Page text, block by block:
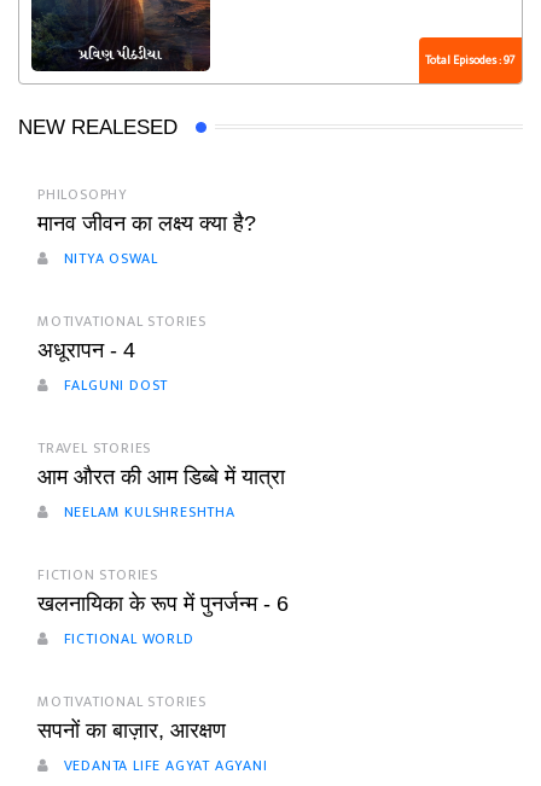
Total Episodes : 97
NEW REALESED
PHILOSOPHY
मानव जीवन का लक्ष्य क्या है?
NITYA OSWAL
MOTIVATIONAL STORIES
अधूरापन - 4
FALGUNI DOST
TRAVEL STORIES
आम औरत की आम डिब्बे में यात्रा
NEELAM KULSHRESHTHA
FICTION STORIES
खलनायिका के रूप में पुनर्जन्म - 6
FICTIONAL WORLD
MOTIVATIONAL STORIES
सपनों का बाज़ार, आरक्षण
VEDANTA LIFE AGYAT AGYANI